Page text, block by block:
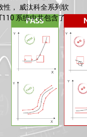
性， 威汰科全系列软
系统中共包含了